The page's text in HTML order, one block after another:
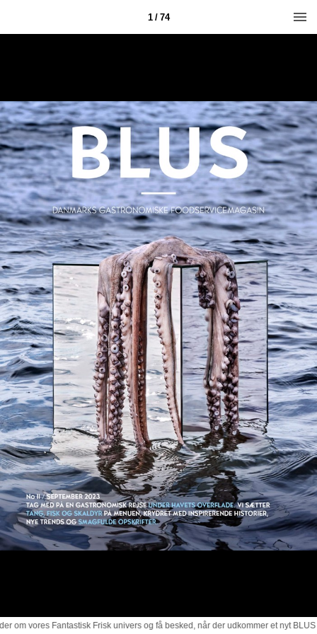
1 / 74
om vores Fantastisk Frisk univers og få besked, når der udkommer et nyt BLUS